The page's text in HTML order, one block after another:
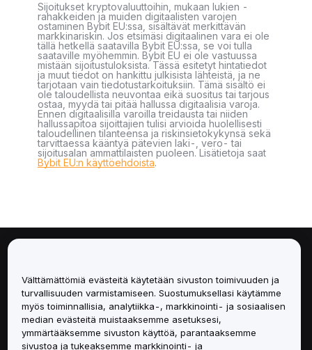
Sijoitukset kryptovaluuttoihin, mukaan lukien -
rahakkeiden ja muiden digitaalisten varojen
ostaminen Bybit EU:ssa, sisältävät merkittävän
markkinariskin. Jos etsimäsi digitaalinen vara ei ole
tällä hetkellä saatavilla Bybit EU:ssa, se voi tulla
saataville myöhemmin. Bybit EU ei ole vastuussa
mistään sijoitustuloksista. Tässä esitetyt hintatiedot
ja muut tiedot on hankittu julkisista lähteistä, ja ne
tarjotaan vain tiedotustarkoituksiin. Tämä sisältö ei
ole taloudellista neuvontaa eikä suositus tai tarjous
ostaa, myydä tai pitää hallussa digitaalisia varoja.
Ennen digitaalisilla varoilla treidausta tai niiden
hallussapitoa sijoittajien tulisi arvioida huolellisesti
taloudellinen tilanteensa ja riskinsietokykynsä sekä
tarvittaessa kääntyä pätevien laki-, vero- tai
sijoitusalan ammattilaisten puoleen. Lisätietoja saat
Bybit EU:n käyttöehdoista.
Palvelut
Tuki
Välttämättömiä evästeitä käytetään sivuston toimivuuden ja
turvallisuuden varmistamiseen. Suostumuksellasi käytämme
myös toiminnallisia, analytiikka-, markkinointi- ja sosiaalisen
median evästeitä muistaaksemme asetuksesi,
ymmärtääksemme sivuston käyttöä, parantaaksemme
sivustoa ja tukeaksemme markkinointi- ja